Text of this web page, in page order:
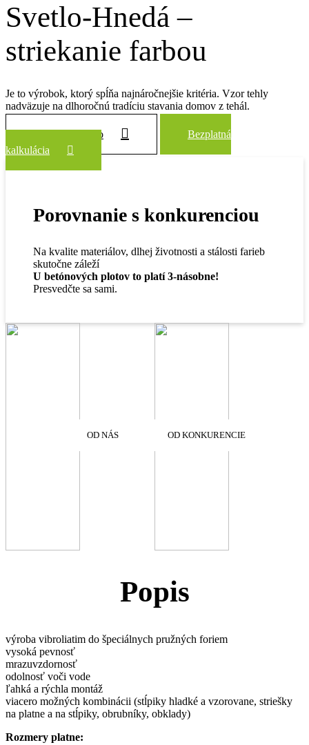
Svetlo-Hnedá –
striekanie farbou
Je to výrobok, ktorý spĺňa najnáročnejšie kritéria. Vzor tehly
nadväzuje na dlhoročnú tradíciu stavania domov z tehál.
Zobraziť všetko
Bezplatná
kalkulácia
Porovnanie s konkurenciou
Na kvalite materiálov, dlhej životnosti a stálosti farieb
skutočne záleží
U betónových plotov to platí 3-násobne!
Presvedčte sa sami.
OD NÁS OD KONKURENCIE
Popis
výroba vibroliatim do špeciálnych pružných foriem
vysoká pevnosť
mrazuvzdornosť
odolnosť voči vode
ľahká a rýchla montáž
viacero možných kombinácii (stĺpiky hladké a vzorovane, striešky
na platne a na stĺpiky, obrubníky, obklady)
Rozmery platne: